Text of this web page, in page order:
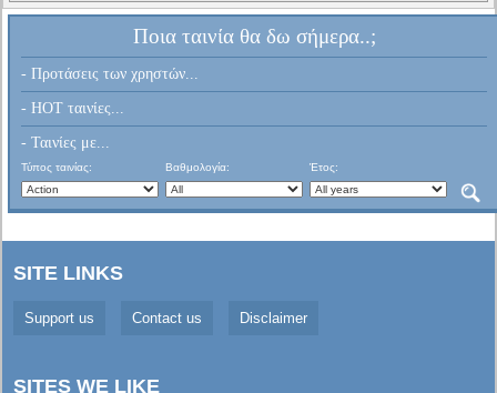
Ποια ταινία θα δω σήμερα..;
- Προτάσεις των χρηστών...
- HOT ταινίες...
- Ταινίες με...
Τύπος ταινίας: Βαθμολογία: Έτος:
SITE LINKS
Support us Contact us Disclaimer
SITES WE LIKE